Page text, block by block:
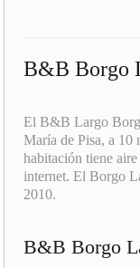
B&B Borgo
El B&B Largo
María de Pisa, a 10
habitación tiene
internet. El Borgo
2010.
B&B Borgo